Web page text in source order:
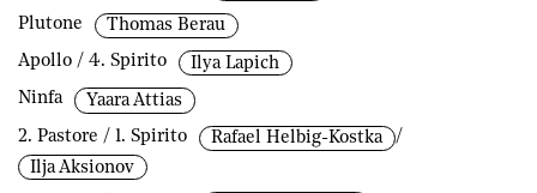
Plutone
Thomas Berau
Apollo / 4. Spirito
Ilya Lapich
Ninfa
Yaara Attias
2. Pastore / 1. Spirito
Rafael Helbig-Kostka
/
Ilja Aksionov